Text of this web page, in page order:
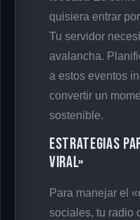
quisiera entrar
Tu servidor
avalancha.
a estos eventos
convertir un
sostenible.
Estrategias
Viral»
Para manejar el
sociales, tu radio